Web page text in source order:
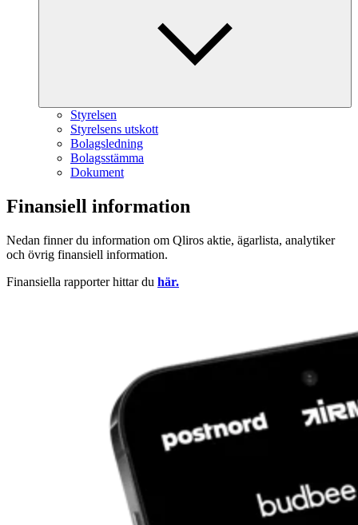
Styrelsen
Styrelsens utskott
Bolagsledning
Bolagsstämma
Dokument
Finansiell information
Nedan finner du information om Qliros aktie, ägarlista, analytiker
och övrig finansiell information.
Finansiella rapporter hittar du här.